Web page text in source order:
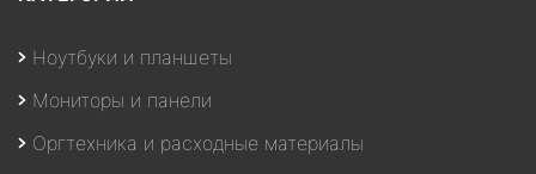
Ноутбуки и планшеты
Мониторы и панели
Оргтехника и расходные материалы